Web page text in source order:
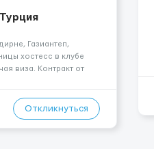
Турция
Газиантеп,
хостесc в клубе
виза. Контракт от
Откликнуться